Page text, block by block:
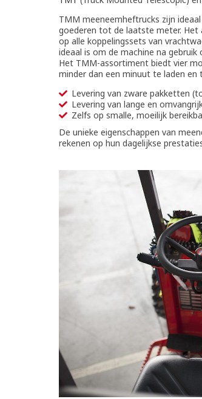
TMM meeneemheftrucks zijn
goederen tot de laatste meter.
op alle koppelingssets van
ideaal is om de machine na gebruik
Het TMM-assortiment biedt vier
minder dan een minuut te laden
Levering van zware pakketten
Levering van lange en
Zelfs op smalle, moeilijk
De unieke eigenschappen van
rekenen op hun dagelijkse